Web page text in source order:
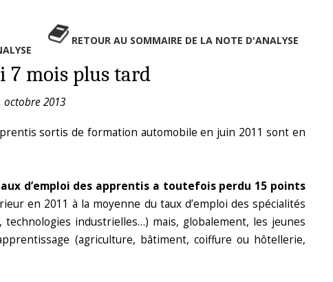
RETOUR AU SOMMAIRE DE LA NOTE D'ANALYSE
7 mois plus tard
octobre 2013
sortis de formation automobile en juin 2011 sont en
d’emploi des apprentis a toutefois perdu 15 points
en 2011 à la moyenne du taux d’emploi des spécialités
industrielles…) mais, globalement, les jeunes
(agriculture, bâtiment, coiffure ou hôtellerie,